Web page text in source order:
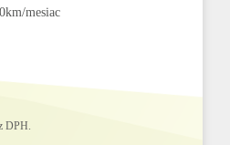
mesiac
DPH.